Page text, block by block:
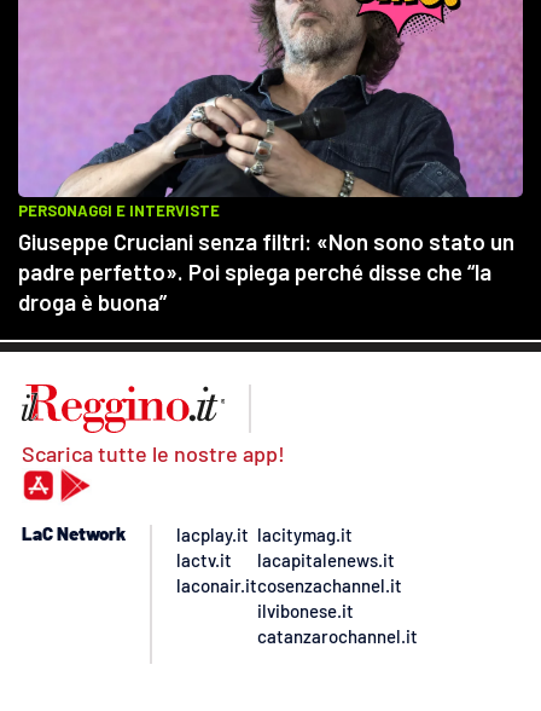
Scarica tutte le nostre app!
LaC Network
lacplay.it
lactv.it
laconair.it
lacitymag.it
lacapitalenews.it
cosenzachannel.it
ilvibonese.it
catanzarochannel.it